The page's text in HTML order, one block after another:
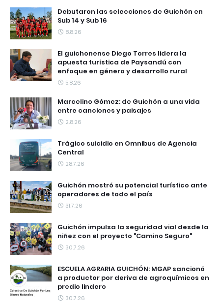
Debutaron las selecciones de Guichón en
Sub 14 y Sub 16
8.8.26
El guichonense Diego Torres lidera la
apuesta turística de Paysandú con
enfoque en género y desarrollo rural
5.8.26
Marcelino Gómez: de Guichón a una vida
entre canciones y paisajes
2.8.26
Trágico suicidio en Omnibus de Agencia
Central
28.7.26
Guichón mostró su potencial turístico ante
operadores de todo el país
31.7.26
Guichón impulsa la seguridad vial desde la
niñez con el proyecto "Camino Seguro"
30.7.26
ESCUELA AGRARIA GUICHÓN: MGAP sancionó
a productor por deriva de agroquímicos en
predio lindero
30.7.26